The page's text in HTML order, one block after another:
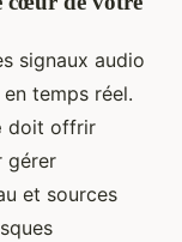
signaux audio
temps réel.
doit offrir
gérer
et sources